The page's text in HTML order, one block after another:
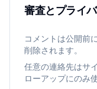
審査とプライ
コメントは公開前
削除されます。
任意の連絡先はサ
ローアップにのみ